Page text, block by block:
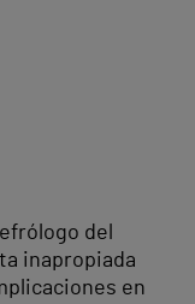
del
inapropiada
en